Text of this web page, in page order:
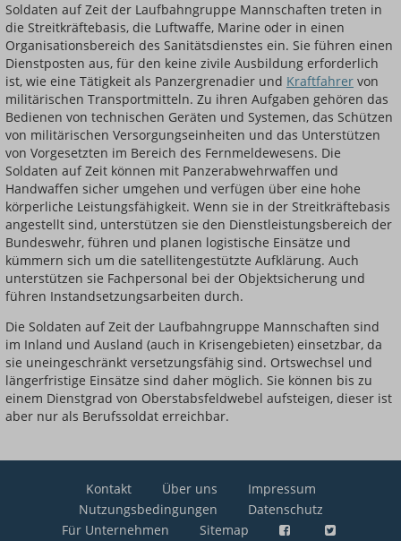
Soldaten auf Zeit der Laufbahngruppe Mannschaften treten in
die Streitkräftebasis, die Luftwaffe, Marine oder in einen
Organisationsbereich des Sanitätsdienstes ein. Sie führen einen
Dienstposten aus, für den keine zivile Ausbildung erforderlich
ist, wie eine Tätigkeit als Panzergrenadier und Kraftfahrer von
militärischen Transportmitteln. Zu ihren Aufgaben gehören das
Bedienen von technischen Geräten und Systemen, das Schützen
von militärischen Versorgungseinheiten und das Unterstützen
von Vorgesetzten im Bereich des Fernmeldewesens. Die
Soldaten auf Zeit können mit Panzerabwehrwaffen und
Handwaffen sicher umgehen und verfügen über eine hohe
körperliche Leistungsfähigkeit. Wenn sie in der Streitkräftebasis
angestellt sind, unterstützen sie den Dienstleistungsbereich der
Bundeswehr, führen und planen logistische Einsätze und
kümmern sich um die satellitengestützte Aufklärung. Auch
unterstützen sie Fachpersonal bei der Objektsicherung und
führen Instandsetzungsarbeiten durch.
Die Soldaten auf Zeit der Laufbahngruppe Mannschaften sind
im Inland und Ausland (auch in Krisengebieten) einsetzbar, da
sie uneingeschränkt versetzungsfähig sind. Ortswechsel und
längerfristige Einsätze sind daher möglich. Sie können bis zu
einem Dienstgrad von Oberstabsfeldwebel aufsteigen, dieser ist
aber nur als Berufssoldat erreichbar.
Kontakt Über uns
Impressum
Nutzungsbedingungen
Datenschutz
Für Unternehmen
Sitemap